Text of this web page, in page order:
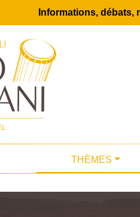
Informations, débats,
THÈMES